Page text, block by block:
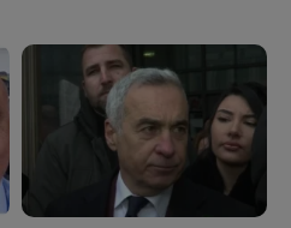
neagă informațiile că
avioanele ucrainene din
apropierea dronei ar fi
fost încărcate cu muniție